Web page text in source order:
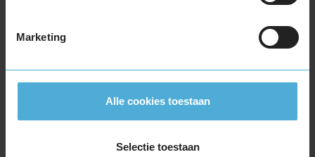
Marketing
Alle cookies toestaan
Selectie toestaan
235/50R20 100V RUNFLAT
235/50R20 104V EXTRALOAD
235/50R20 104Y EXTRALOAD